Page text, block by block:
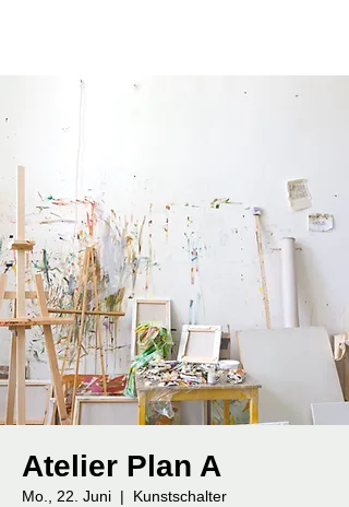
Atelier Plan A
Mo., 22. Juni
  |
Kunstschalter